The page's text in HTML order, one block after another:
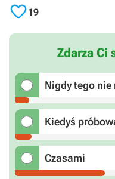
19
Zdarza Ci
Nigdy tego nie
Kiedyś
Czasami